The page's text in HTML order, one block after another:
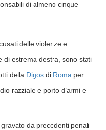
di almeno cinque
delle violenze e
di estrema destra, sono stati
della Digos di Roma per
razziale e porto d’armi e
da precedenti penali